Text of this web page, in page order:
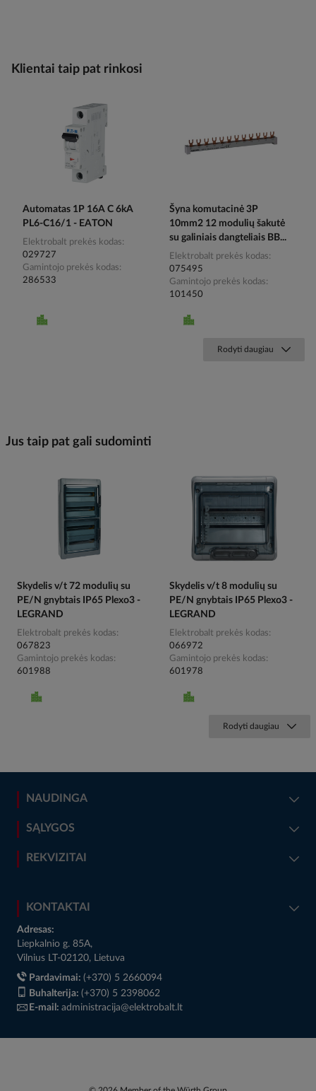
Klientai taip pat rinkosi
Automatas 1P 16A C 6kA
PL6-C16/1 - EATON
Elektrobalt prekės kodas
029727
Gamintojo prekės kodas
286533
Šyna komutacinė 3P
10mm2 12 modulių šakutė
su galiniais dangteliais BB...
Elektrobalt prekės kodas
075495
Gamintojo prekės kodas
101450
Rodyti daugiau
Jus taip pat gali sudominti
Skydelis v/t 72 modulių su
PE/N gnybtais IP65 Plexo3 -
LEGRAND
Elektrobalt prekės kodas
067823
Gamintojo prekės kodas
601988
Skydelis v/t 8 modulių su
PE/N gnybtais IP65 Plexo3 -
LEGRAND
Elektrobalt prekės kodas
066972
Gamintojo prekės kodas
601978
Rodyti daugiau
NAUDINGA
SĄLYGOS
REKVIZITAI
KONTAKTAI
Adresas:
Liepkalnio g. 85A,
Vilnius LT-02120, Lietuva
Pardavimai: (+370) 5 2660094
Buhalterija: (+370) 5 2398062
E-mail: administracija@elektrobalt.lt